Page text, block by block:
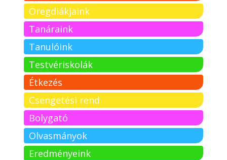
Öregdiákjaink
Tanáraink
Tanulóink
Testvériskolák
Étkezés
Csengetési rend
Bolygató
Olvasmányok
Eredményeink